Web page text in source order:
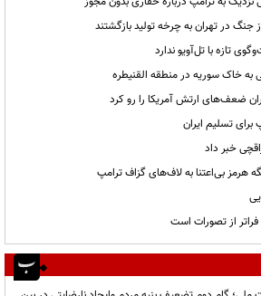
تازه با تل‌آویو ندارد
به خاک سوریه در منطقه القنیطره
ضعف‌های ارتش آمریکا را رو کرد
تسلیم ایران
خبر داد
هرمز بی‌اعتنا به لاف‌های گزاف ترامپ
از تصورات است